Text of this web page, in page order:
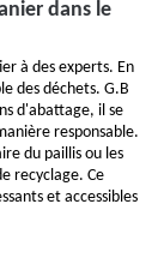
dans le
à des experts. En
des déchets. G.B
d'abattage, il se
responsable.
du paillis ou les
recyclage. Ce
et accessibles